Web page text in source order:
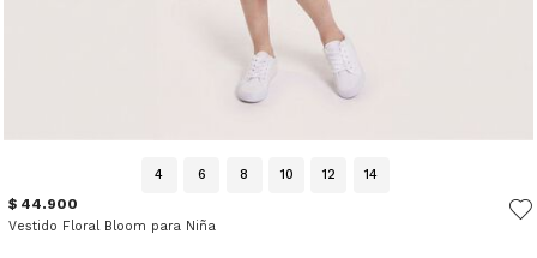
4 6 8 10 12 14
$ 44.900
Vestido Floral Bloom para Niña